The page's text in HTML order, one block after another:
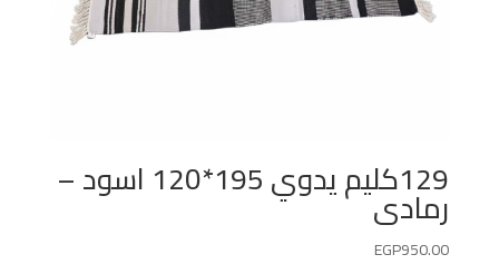
129كليم يدوي 195*120 اسود –
رمادى
EGP950.00